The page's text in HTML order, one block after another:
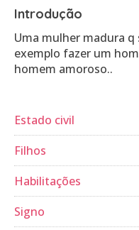
Introdução
Uma mulher madura q
exemplo fazer um
homem amoroso..
Estado civil
Filhos
Habilitações
Signo